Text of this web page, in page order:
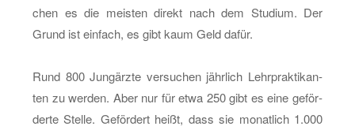
chen es die meis­ten di­rekt nach dem Stu­di­um. Der
Grund ist ein­fach, es gibt kaum Geld dafür.
Rund 800 Jung­ärz­te ver­su­chen jähr­lich Lehr­prak­ti­kan­
ten zu wer­den. Aber nur für etwa 250 gibt es eine ge­för­
der­te Stel­le. Ge­för­dert heißt, dass sie mo­nat­lich 1.000